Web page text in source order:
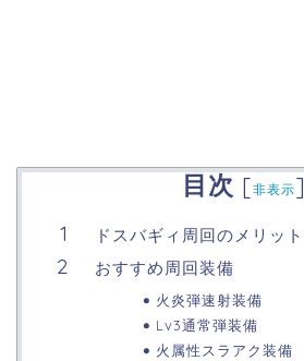
目次 [非表示]
ドスバギィ周回のメリット
おすすめ周回装備
火炎弾速射装備
Lv3通常弾装備
火属性スラアク装備